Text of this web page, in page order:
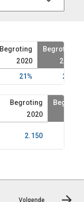
Begroting
2020
Begroting
2021
21% 21%
Begroting
2020
2.150
Volgende